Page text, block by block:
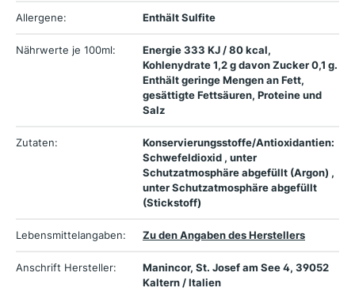
Allergene: Enthält Sulfite
Nährwerte je 100ml:
Energie 333 KJ / 80 kcal,
Kohlenydrate 1,2 g davon Zucker 0,1 g.
Enthält geringe Mengen an Fett,
gesättigte Fettsäuren, Proteine und
Salz
Zutaten:
Konservierungsstoffe/Antioxidantien:
Schwefeldioxid , unter
Schutzatmosphäre abgefüllt (Argon) ,
unter Schutzatmosphäre abgefüllt
(Stickstoff)
Lebensmittelangaben: Zu den Angaben des Herstellers
Anschrift Hersteller:
Manincor, St. Josef am See 4, 39052
Kaltern / Italien